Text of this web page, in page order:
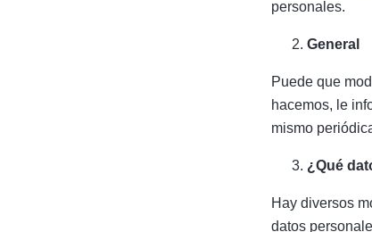
personales.
General
Puede que
hacemos, le
mismo
¿Qué
Hay diversos
datos